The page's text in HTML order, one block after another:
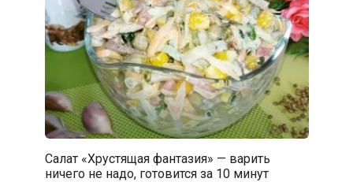
Салат «Хрустящая фантазия» — варить
ничего не надо, готовится за 10 минут